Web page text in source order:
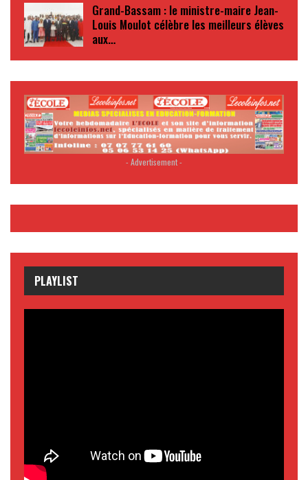
Grand-Bassam : le ministre-maire Jean-
Louis Moulot célèbre les meilleurs élèves
aux…
- Advertisement -
PLAYLIST